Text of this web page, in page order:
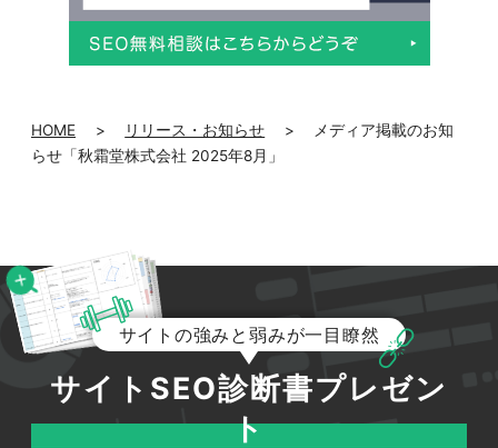
HOME > リリース・お知らせ >
メディア掲載のお知
らせ「秋霜堂株式会社 2025年8月」
サイトの強みと弱みが一目瞭然
サイトSEO診断書プレゼン
ト